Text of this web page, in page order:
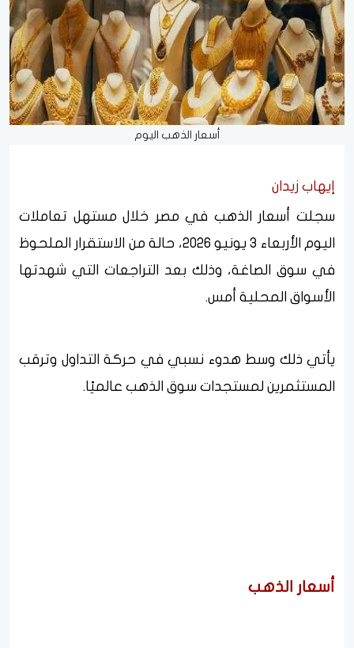
أسعار الذهب اليوم
إيهاب زيدان
سجلت أسعار الذهب في مصر خلال مستهل تعاملات
اليوم الأربعاء 3 يونيو 2026، حالة من الاستقرار الملحوظ
في سوق الصاغة، وذلك بعد التراجعات التي شهدتها
الأسواق المحلية أمس.
يأتي ذلك وسط هدوء نسبي في حركة التداول وترقب
المستثمرين لمستجدات سوق الذهب عالميًا.
أسعار الذهب